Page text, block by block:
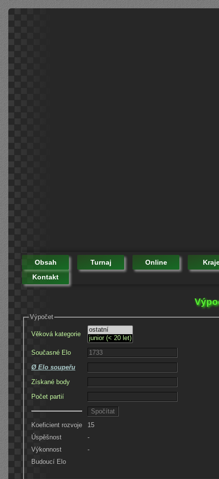
Obsah Turnaj Online
Kontakt
Výpočet
Věková kategorie
Současné Elo
Ø Elo soupeřu
Získané body
Počet partií
Koeficient rozvoje
15
Úspěšnost
-
Výkonnost
-
Budoucí Elo